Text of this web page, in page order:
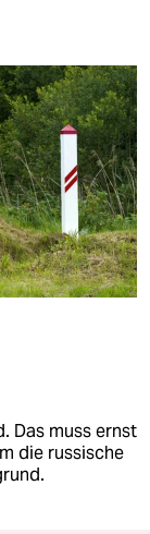
Das muss ernst
die russische